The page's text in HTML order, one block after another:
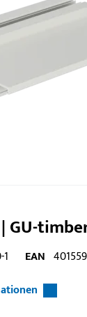
GU-
EAN